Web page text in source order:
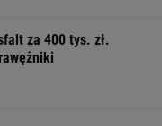
za 400 tys. zł.